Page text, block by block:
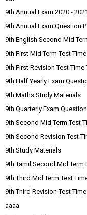
9th Annual Exam 2020 -
9th Annual Exam Question
9th English Second Mid
9th First Mid Term Test
9th First Revision Test Time
9th Half Yearly Exam
9th Maths Study Materials
9th Quarterly Exam
9th Second Mid Term Test
9th Second Revision Test
9th Study Materials
9th Tamil Second Mid Term
9th Third Mid Term Test
9th Third Revision Test
aaaa